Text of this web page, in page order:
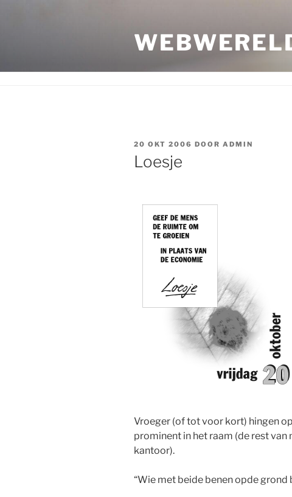
GEPLAATST
OP
20 OKT 2006 DOOR ADMIN
Loesje
Vroeger (of tot voor kort) hingen
prominent in het raam (de rest
kantoor).
“Wie met beide benen opde